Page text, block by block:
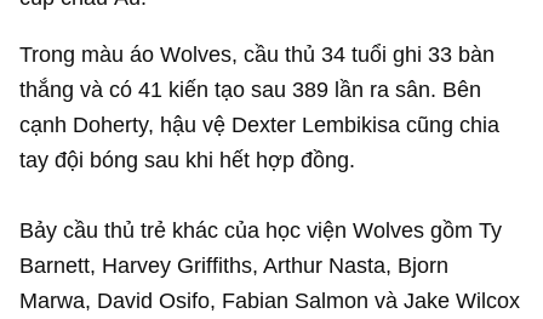
Trong màu áo Wolves, cầu thủ 34 tuổi ghi 33 bàn
thắng và có 41 kiến tạo sau 389 lần ra sân. Bên
cạnh Doherty, hậu vệ Dexter Lembikisa cũng chia
tay đội bóng sau khi hết hợp đồng.
Bảy cầu thủ trẻ khác của học viện Wolves gồm Ty
Barnett, Harvey Griffiths, Arthur Nasta, Bjorn
Marwa, David Osifo, Fabian Salmon và Jake Wilcox